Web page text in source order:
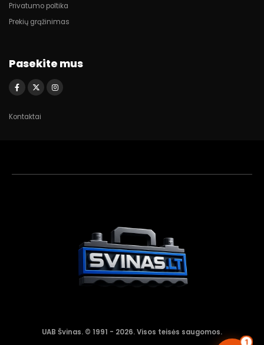
Privatumo poltika
Prekių grąžinimas
Pasekite mus
Kontaktai
UAB Švinas. © 1991 - 2026. Visos teisės saugomos.
1
Akumuliatorių
asistentas
Aktyvus dabar